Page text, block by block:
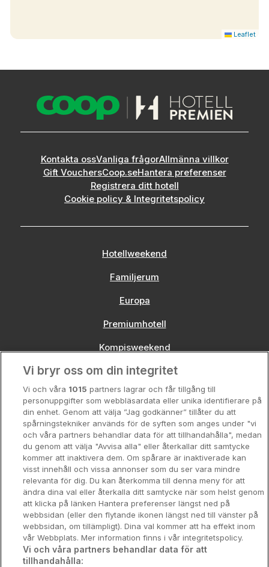
Leaflet
Kontakta ossVanliga frågorAllmänna villkor
Gift VouchersCoop.seHantera preferenser
Registrera ditt hotell
Cookie policy & Integritetspolicy
Hotellweekend
Familjerum
Europa
Premiumhotell
Kompisweekend
Storstadsweekend
Hotellrum under 995 kr
Spahotell
Sydsverige
Om Hotellpremien
Nya hotell
Stadsweekend
Vi bryr oss om din integritet
Vi och våra 1015 partners lagrar och får tillgång till
personuppgifter som webbläsardata eller unika identifierare på
din enhet. Genom att välja ”Jag godkänner” tillåter du att
spårningstekniker används för de syften som anges under "vi
och våra partners behandlar data för att tillhandahålla", medan
du genom att välja "Avvisa alla" eller återkallar ditt samtycke
kommer att inaktivera dem. Om spårare är inaktiverade kan
visst innehåll och vissa annonser som du ser vara mindre
relevanta för dig. Du kan återkomma till denna meny för att
ändra dina val eller återkalla ditt samtycke när som helst genom
att klicka på länken Hantera preferenser längst ned på
webbsidan (eller den flytande ikonen längst ned till vänster på
webbsidan, om tillämpligt). Dina val kommer att ha effekt inom
vår Webbplats. Mer information finns i vår integritetspolicy.
Vi och våra partners behandlar data för att
tillhandahålla: